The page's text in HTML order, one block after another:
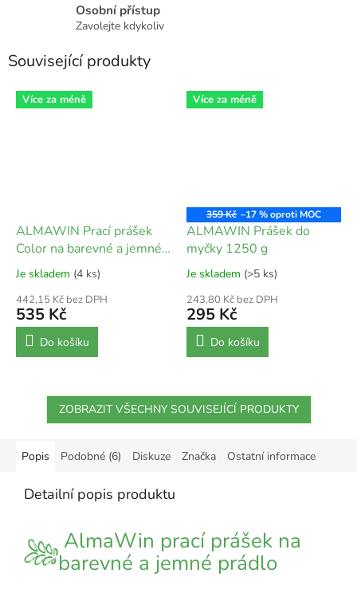
Osobní přístup
Zavolejte kdykoliv
Související produkty
Více za méně
ALMAWIN Prací prášek
Color na barevné a jemné
prádlo 2 kg
Je skladem (4 ks)
442,15 Kč bez DPH
535 Kč
Do košíku
Více za méně
359 Kč –17 %
ALMAWIN Prášek do
myčky 1250 g
Je skladem (>5 ks)
243,80 Kč bez DPH
295 Kč
Do košíku
ZOBRAZIT VŠECHNY SOUVISEJÍCÍ PRODUKTY
Popis Podobné (6) Diskuze Značka Ostatní informace
Detailní popis produktu
AlmaWin prací prášek na
barevné a jemné prádlo